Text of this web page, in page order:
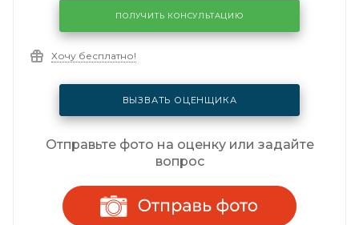
ПОЛУЧИТЬ КОНСУЛЬТАЦИЮ
Хочу бесплатно!
ВЫЗВАТЬ ОЦЕНЩИКА
Отправьте фото на оценку или задайте
вопрос